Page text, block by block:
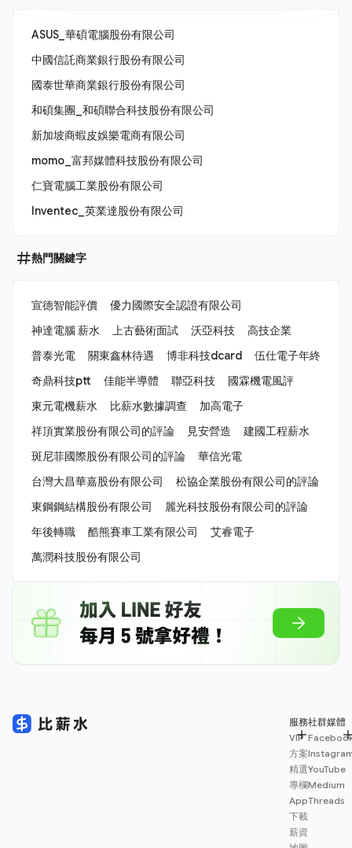
ASUS_華碩電腦股份有限公司
中國信託商業銀行股份有限公司
國泰世華商業銀行股份有限公司
和碩集團_和碩聯合科技股份有限公司
新加坡商蝦皮娛樂電商有限公司
momo_富邦媒體科技股份有限公司
仁寶電腦工業股份有限公司
Inventec_英業達股份有限公司
熱門關鍵字
宣德智能評價
優力國際安全認證有限公司
神達電腦 薪水
上古藝術面試 沃亞科技
高技企業
普泰光電
關東鑫林待遇 博非科技dcard
伍仕電子年終
奇鼎科技ptt
佳能半導體 聯亞科技
國霖機電風評
東元電機薪水
比薪水數據調查
加高電子
祥頂實業股份有限公司的評論
見安營造
建國工程薪水
斑尼菲國際股份有限公司的評論
華信光電
台灣大昌華嘉股份有限公司
松協企業股份有限公司的評論
東鋼鋼結構股份有限公司
麗光科技股份有限公司的評論
年後轉職
酷熊賽車工業有限公司
艾睿電子
萬潤科技股份有限公司
服務
VIP
方案
精選
專欄
App
下載
薪資
社群媒體
YouTube
Medium
Threads